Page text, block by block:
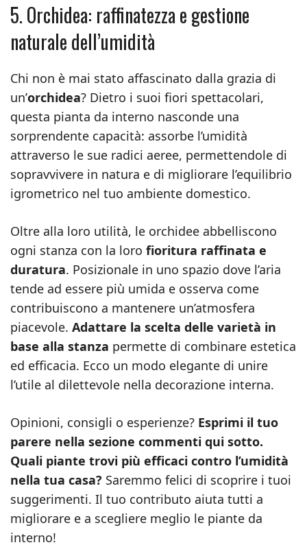
5. Orchidea: raffinatezza e gestione
naturale dell’umidità
Chi non è mai stato affascinato dalla grazia di
un’orchidea? Dietro i suoi fiori spettacolari,
questa pianta da interno nasconde una
sorprendente capacità: assorbe l’umidità
attraverso le sue radici aeree, permettendole di
sopravvivere in natura e di migliorare l’equilibrio
igrometrico nel tuo ambiente domestico.
Oltre alla loro utilità, le orchidee abbelliscono
ogni stanza con la loro fioritura raffinata e
duratura. Posizionale in uno spazio dove l’aria
tende ad essere più umida e osserva come
contribuiscono a mantenere un’atmosfera
piacevole. Adattare la scelta delle varietà in
base alla stanza permette di combinare estetica
ed efficacia. Ecco un modo elegante di unire
l’utile al dilettevole nella decorazione interna.
Opinioni, consigli o esperienze? Esprimi il tuo
parere nella sezione commenti qui sotto.
Quali piante trovi più efficaci contro l’umidità
nella tua casa? Saremmo felici di scoprire i tuoi
suggerimenti. Il tuo contributo aiuta tutti a
migliorare e a scegliere meglio le piante da
interno!